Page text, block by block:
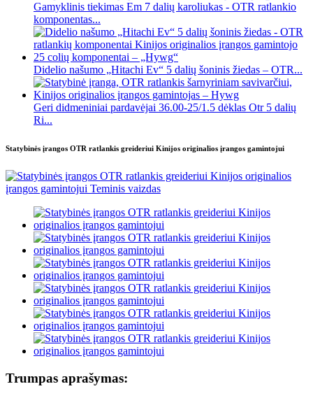
Gamyklinis tiekimas Em 7 dalių karoliukas - OTR ratlankio
komponentas...
Didelio našumo „Hitachi Ev“ 5 dalių šoninis žiedas – OTR...
Geri didmeniniai pardavėjai 36.00-25/1.5 dėklas Otr 5 dalių
Ri...
Statybinės įrangos OTR ratlankis greideriui Kinijos originalios įrangos gamintojui
Trumpas aprašymas: